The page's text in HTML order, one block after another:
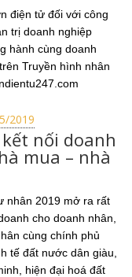
điện tử đối với công
trị doanh nghiệp
hành cùng doanh
Truyền hình nhân
2019
nối doanh
mua – nhà
nhân 2019 mở ra rất
cho doanh nhân,
cùng chính phủ
tế đất nước dân giàu,
hiện đại hoá đất